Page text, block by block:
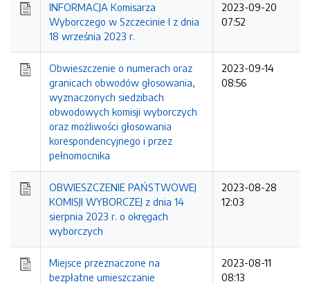
INFORMACJA Komisarza
Wyborczego w Szczecinie I z dnia
18 września 2023 r.
2023-09-20
07:52
Obwieszczenie o numerach oraz
granicach obwodów głosowania,
wyznaczonych siedzibach
obwodowych komisji wyborczych
oraz możliwości głosowania
korespondencyjnego i przez
pełnomocnika
2023-09-14
08:56
OBWIESZCZENIE PAŃSTWOWEJ
KOMISJI WYBORCZEJ z dnia 14
sierpnia 2023 r. o okręgach
wyborczych
2023-08-28
12:03
Miejsce przeznaczone na
bezpłatne umieszczanie
2023-08-11
08:13